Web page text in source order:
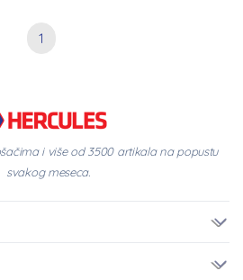
1
i više od 3500 artikala na popustu
svakog meseca.